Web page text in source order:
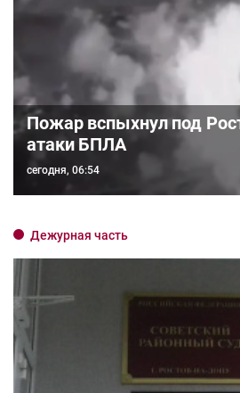
Пожар вспыхнул под
атаки БПЛА
сегодня, 06:54
Дежурная часть